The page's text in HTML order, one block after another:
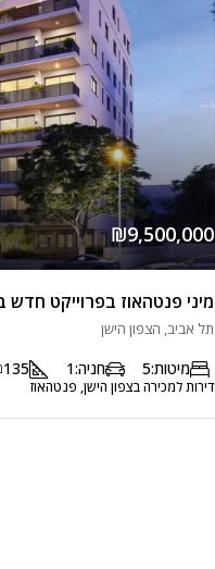
₪9,500,000
מיני פנטהאוז בפרוייקט
תל אביב, הצפון הישן
מיטות:5 חניה:1
135
דירות למכירה בצפון הישן, פנטהאוז